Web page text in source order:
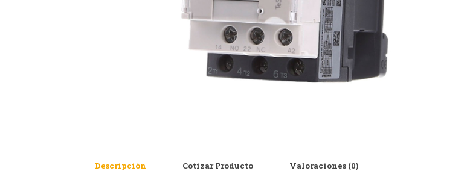
Descripción Cotizar Producto Valoraciones (0)